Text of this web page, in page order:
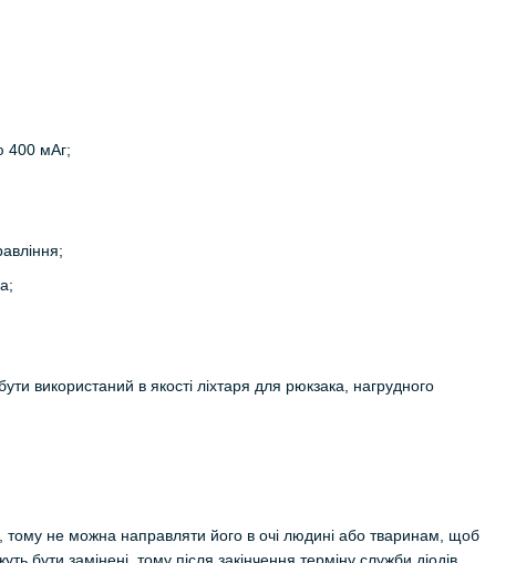
400 мАг;
використаний в якості ліхтаря для рюкзака, нагрудного
тому не можна направляти його в очі людині або тваринам, щоб